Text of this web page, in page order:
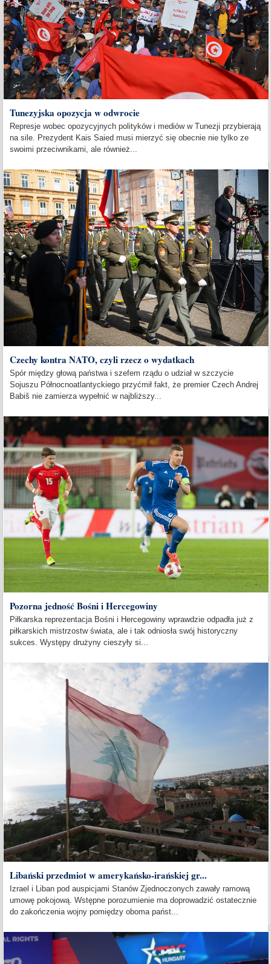
Tunezyjska opozycja w odwrocie
Represje wobec opozycyjnych polityków i mediów w Tunezji przybierają
na sile. Prezydent Kais Saied musi mierzyć się obecnie nie tylko ze
swoimi przeciwnikami, ale również...
Czechy kontra NATO, czyli rzecz o wydatkach
Spór między głową państwa i szefem rządu o udział w szczycie
Sojuszu Północnoatlantyckiego przyćmił fakt, że premier Czech Andrej
Babiš nie zamierza wypełnić w najbliższy...
Pozorna jedność Bośni i Hercegowiny
Piłkarska reprezentacja Bośni i Hercegowiny wprawdzie odpadła już z
piłkarskich mistrzostw świata, ale i tak odniosła swój historyczny
sukces. Występy drużyny cieszyły si...
Libański przedmiot w amerykańsko-irańskiej gr...
Izrael i Liban pod auspicjami Stanów Zjednoczonych zawały ramową
umowę pokojową. Wstępne porozumienie ma doprowadzić ostatecznie
do zakończenia wojny pomiędzy oboma państ...